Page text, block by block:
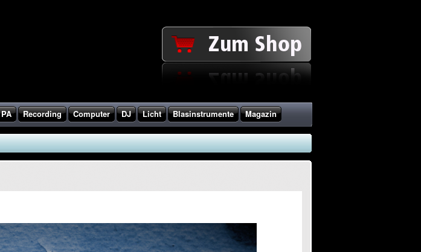
PA Recording Computer DJ Licht Blasinstrumente Magazin